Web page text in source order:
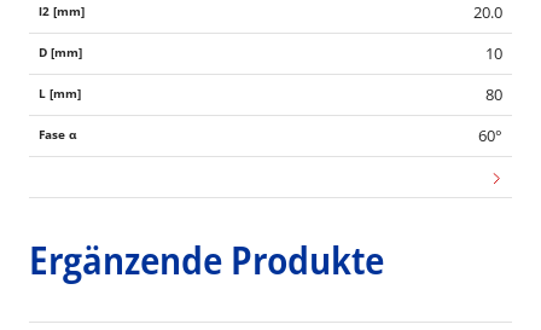
20.0
10
80
60°
Ergänzende Produkte